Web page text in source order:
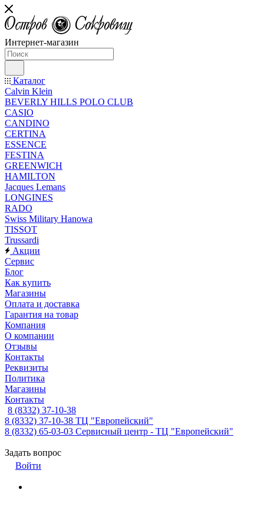
Интернет-магазин
Каталог
Calvin Klein
BEVERLY HILLS POLO CLUB
CASIO
CANDINO
CERTINA
ESSENCE
FESTINA
GREENWICH
HAMILTON
Jacques Lemans
LONGINES
RADO
Swiss Military Hanowa
TISSOT
Trussardi
Акции
Сервис
Блог
Как купить
Магазины
Оплата и доставка
Гарантия на товар
Компания
О компании
Отзывы
Контакты
Реквизиты
Политика
Магазины
Контакты
8 (8332) 37-10-38
8 (8332) 37-10-38 ТЦ "Европейский"
8 (8332) 65-03-03 Сервисный центр - ТЦ "Европейский"
Задать вопрос
Войти